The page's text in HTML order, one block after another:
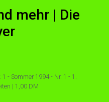
mehr | Die
- Sommer 1994 - Nr. 1 - 1.
| 1,00 DM